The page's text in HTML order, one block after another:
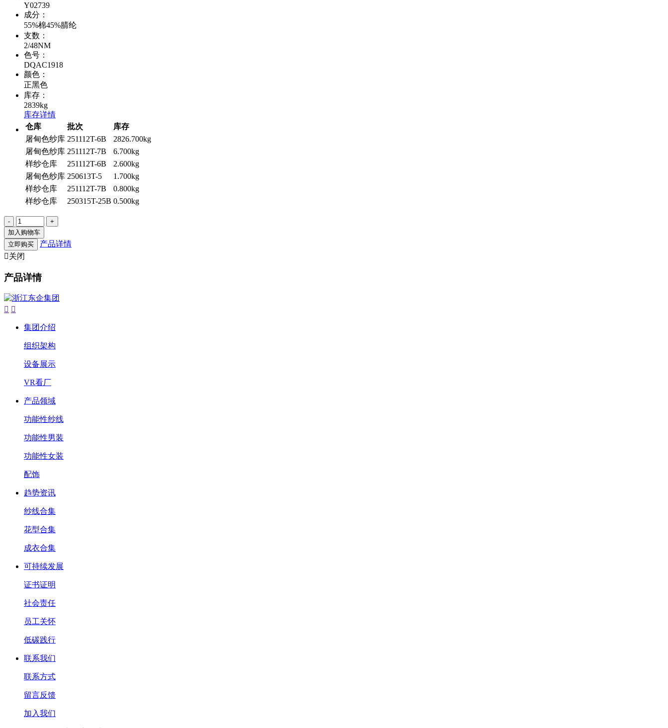
Y02739
成分：
55%棉45%腈纶
支数：
2/48NM
色号：
DQAC1918
颜色：
正黑色
库存：
2839kg
库存详情
仓库
批次
库存
屠甸色纱库 251112T-6B
2826.700kg
屠甸色纱库 251112T-7B
6.700kg
样纱仓库
251112T-6B
2.600kg
屠甸色纱库 250613T-5
1.700kg
样纱仓库
251112T-7B
0.800kg
样纱仓库
250315T-25B 0.500kg
加入购物车
立即购买
产品详情
关闭
产品详情
 
集团介绍
组织架构
设备展示
VR看厂
产品领域
功能性纱线
功能性男装
功能性女装
配饰
趋势资讯
纱线合集
花型合集
成衣合集
可持续发展
证书证明
社会责任
员工关怀
低碳践行
联系我们
联系方式
留言反馈
加入我们